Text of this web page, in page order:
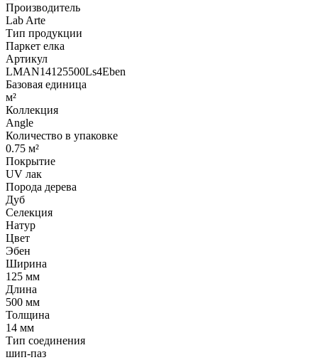
Производитель
Lab Arte
Тип продукции
Паркет елка
Артикул
LMAN14125500Ls4Eben
Базовая единица
м²
Коллекция
Angle
Количество в упаковке
0.75 м²
Покрытие
UV лак
Порода дерева
Дуб
Селекция
Натур
Цвет
Эбен
Ширина
125 мм
Длина
500 мм
Толщина
14 мм
Тип соединения
шип-паз